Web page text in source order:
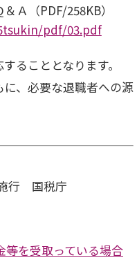
Ａ（PDF/258KB）
pdf/03.pdf
ることとなります。
、必要な退職者への源
行 国税庁
等を受取っている場合